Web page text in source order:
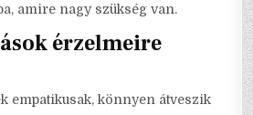
amire nagy szükség van.
érzelmeire
empatikusak, könnyen átveszik